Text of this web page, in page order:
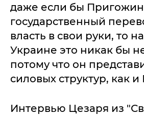
даже если бы
государственный
власть в свои руки, то
Украине это никак бы
потому что он
силовых структур, как и
Интервью Цезаря из